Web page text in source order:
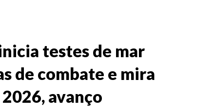
testes de mar
de combate e mira
avanço